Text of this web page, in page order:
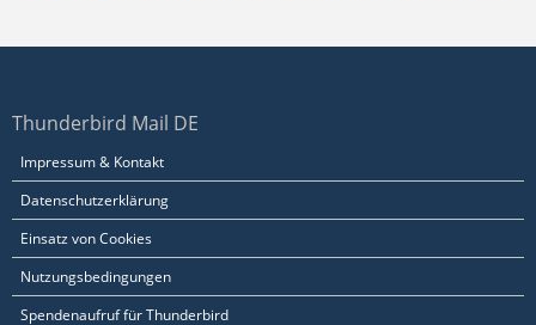
Thunderbird Mail DE
Impressum & Kontakt
Datenschutzerklärung
Einsatz von Cookies
Nutzungsbedingungen
Spendenaufruf für Thunderbird